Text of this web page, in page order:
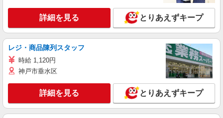
詳細を見る とりあえずキープ
レジ・商品陳列スタッフ
時給 1,120円
神戸市垂水区
詳細を見る とりあえずキープ